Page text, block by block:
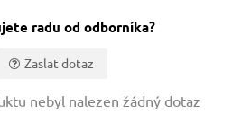
radu od odborníka?
Zaslat dotaz
nebyl nalezen žádný dotaz